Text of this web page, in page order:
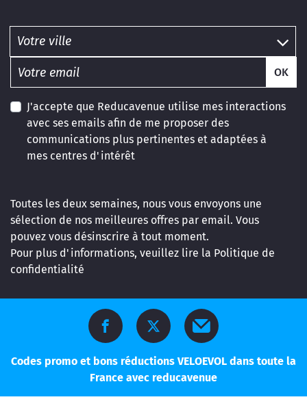
OK
J'accepte que Reducavenue utilise mes interactions
avec ses emails afin de me proposer des
communications plus pertinentes et adaptées à
mes centres d'intérêt
Toutes les deux semaines, nous vous envoyons une
sélection de nos meilleures offres par email. Vous
pouvez vous désinscrire à tout moment.
Pour plus d'informations, veuillez lire la Politique de
confidentialité
Codes promo et bons réductions VELOEVOL dans toute la
France avec reducavenue